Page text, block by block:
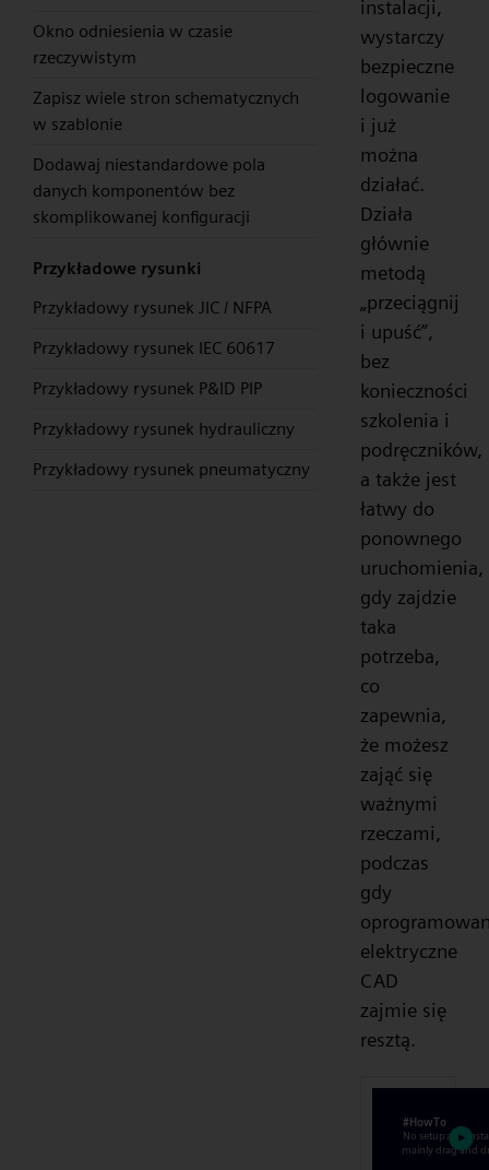
Okno odniesienia w czasie
rzeczywistym
Zapisz wiele stron schematycznych
w szablonie
Dodawaj niestandardowe pola
danych komponentów bez
skomplikowanej konfiguracji
Przykładowe rysunki
Przykładowy rysunek JIC / NFPA
Przykładowy rysunek IEC 60617
Przykładowy rysunek P&ID PIP
Przykładowy rysunek hydrauliczny
Przykładowy rysunek pneumatyczny
instalacji,
wystarczy
bezpieczne
logowanie
i już
można
działać.
Działa
głównie
metodą
„przeciągnij
i upuść”,
bez
konieczności
szkolenia i
podręczników,
a także jest
łatwy do
ponownego
uruchomienia,
gdy zajdzie
taka
potrzeba,
co
zapewnia,
że możesz
zająć się
ważnymi
rzeczami,
podczas
gdy
elektryczne
CAD
zajmie się
resztą.